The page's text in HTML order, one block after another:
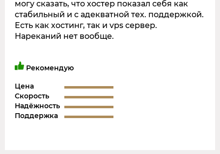
могу сказать, что хостер показал себя как
стабильный и с адекватной тех. поддержкой.
Есть как хостинг, так и vps сервер.
Нареканий нет вообще.
Рекомендую
Цена
Скорость
Надёжность
Поддержка